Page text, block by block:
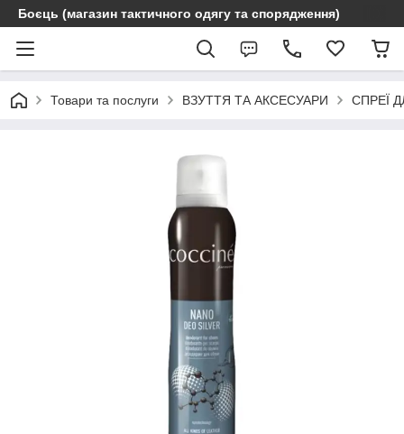
Боєць (магазин тактичного одягу та спорядження)
Товари та послуги ВЗУТТЯ ТА АКСЕСУАРИ СПРЕЇ